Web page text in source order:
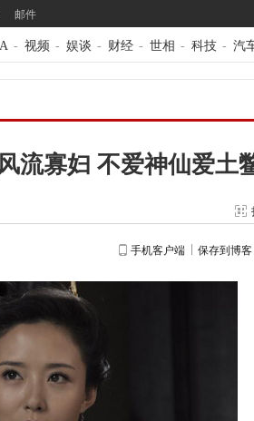
邮件
- 视频 - 娱谈 - 财经 - 世相 - 科技 - 汽
流寡妇 不爱神仙爱土
手机客户端 保存到博客